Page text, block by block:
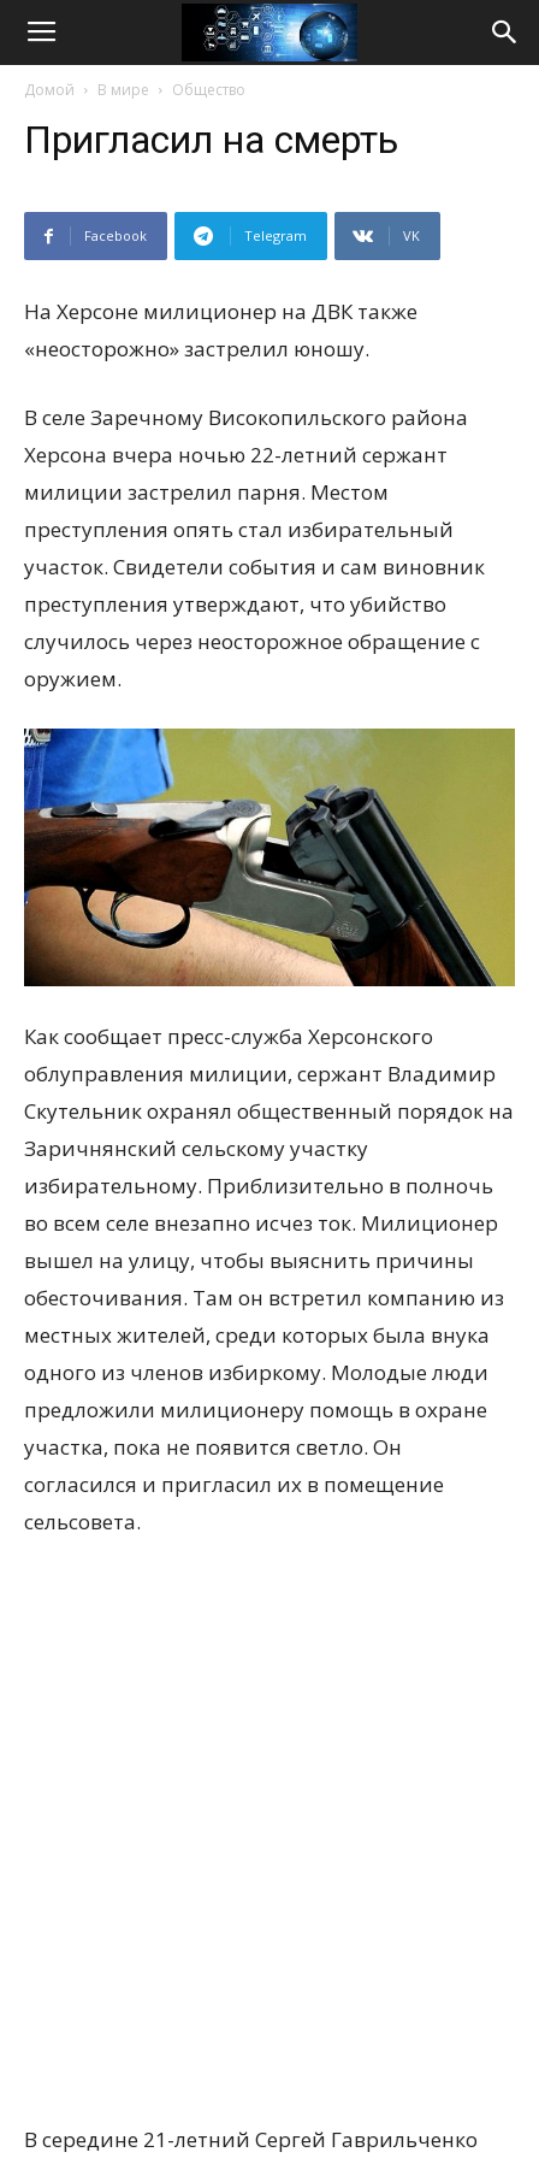
Life
Домой В мире Общество
Пригласил на смерть
Facebook Telegram VK
На Херсоне милиционер на ДВК также
«неосторожно» застрелил юношу.
В селе Заречному Високопильского района
Херсона вчера ночью 22-летний сержант
милиции застрелил парня. Местом
преступления опять стал избирательный
участок. Свидетели события и сам виновник
преступления утверждают, что убийство
случилось через неосторожное обращение с
оружием.
Как сообщает пресс-служба Херсонского
облуправления милиции, сержант Владимир
Скутельник охранял общественный порядок на
Заричнянский сельскому участку
избирательному. Приблизительно в полночь
во всем селе внезапно исчез ток. Милиционер
вышел на улицу, чтобы выяснить причины
обесточивания. Там он встретил компанию из
местных жителей, среди которых была внука
одного из членов избиркому. Молодые люди
предложили милиционеру помощь в охране
участка, пока не появится светло. Он
согласился и пригласил их в помещение
сельсовета.
В середине 21-летний Сергей Гаврильченко